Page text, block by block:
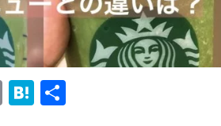
E
H